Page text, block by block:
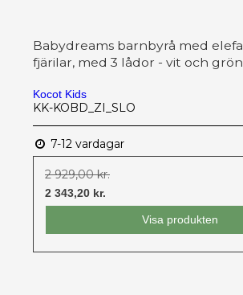
Babydreams barnbyrå med
fjärilar, med 3 lådor - vit och
Kocot Kids
KK-KOBD_ZI_SLO
7-12 vardagar
2 929,00 kr.
2 343,20 kr.
Visa produkten